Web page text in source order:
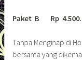
Paket B Rp
Tanpa Menginap di
bersama yang